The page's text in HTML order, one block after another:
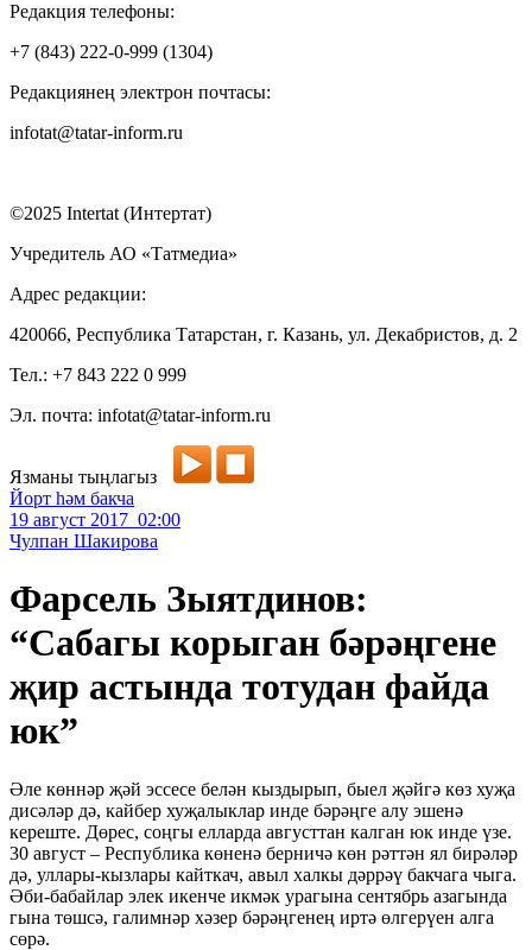
Редакция телефоны:
+7 (843) 222-0-999 (1304)
Редакциянең электрон почтасы:
infotat@tatar-inform.ru
©2025 Intertat (Интертат)
Учредитель АО «Татмедиа»
Адрес редакции:
420066, Республика Татарстан, г. Казань, ул. Декабристов, д. 2
Тел.: +7 843 222 0 999
Эл. почта: infotat@tatar-inform.ru
Язманы тыңлагыз
Йорт һәм бакча
19 август 2017 02:00
Чулпан Шакирова
Фарсель Зыятдинов:
“Сабагы корыган бәрәңгене
җир астында тотудан файда
юк”
Әле көннәр җәй эссесе белән кыздырып, быел җәйгә көз хуҗа
дисәләр дә, кайбер хуҗалыклар инде бәрәңге алу эшенә
кереште. Дөрес, соңгы елларда августтан калган юк инде үзе.
30 август – Республика көненә берничә көн рәттән ял бирәләр
дә, уллары-кызлары кайткач, авыл халкы дәррәү бакчага чыга.
Әби-бабайлар элек икенче икмәк урагына сентябрь азагында
гына төшсә, галимнәр хәзер бәрәңгенең иртә өлгерүен алга
сөрә.